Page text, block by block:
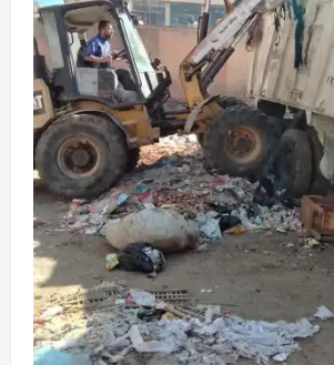
محافظ الوادي الجديد تلتقي مدير الأمن لبحث
مشروعات دعم المنظومة الأمنية
Rabab khaled
أغسطس 6, 2026
0